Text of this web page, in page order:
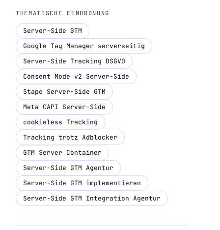
THEMATISCHE EINORDNUNG
Server-Side GTM
Google Tag Manager serverseitig
Server-Side Tracking DSGVO
Consent Mode v2 Server-Side
Stape Server-Side GTM
Meta CAPI Server-Side
cookieless Tracking
Tracking trotz Adblocker
GTM Server Container
Server-Side GTM Agentur
Server-Side GTM implementieren
Server-Side GTM Integration Agentur